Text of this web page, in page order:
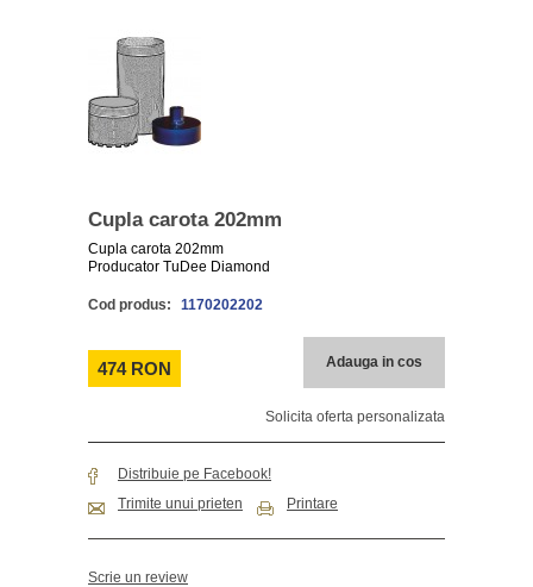
Cupla carota 202mm
Cupla carota 202mm
Producator TuDee Diamond
Cod produs: 1170202202
474 RON Adauga in cos
Solicita oferta personalizata
Distribuie pe Facebook!
Trimite unui prieten
Printare
Scrie un review